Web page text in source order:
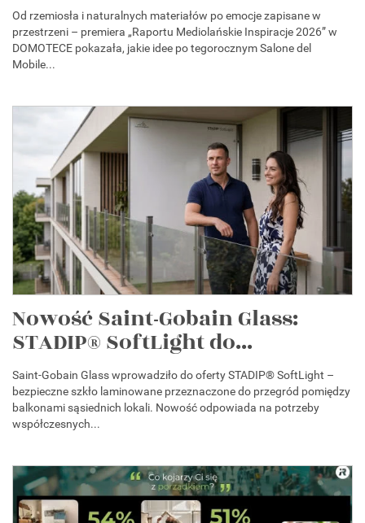
Od rzemiosła i naturalnych materiałów po emocje zapisane w
przestrzeni – premiera „Raportu Mediolańskie Inspiracje 2026” w
DOMOTECE pokazała, jakie idee po tegorocznym Salone del
Mobile...
Nowość Saint-Gobain Glass:
STADIP® SoftLight do...
Saint-Gobain Glass wprowadziło do oferty STADIP® SoftLight –
bezpieczne szkło laminowane przeznaczone do przegród pomiędzy
balkonami sąsiednich lokali. Nowość odpowiada na potrzeby
współczesnych...